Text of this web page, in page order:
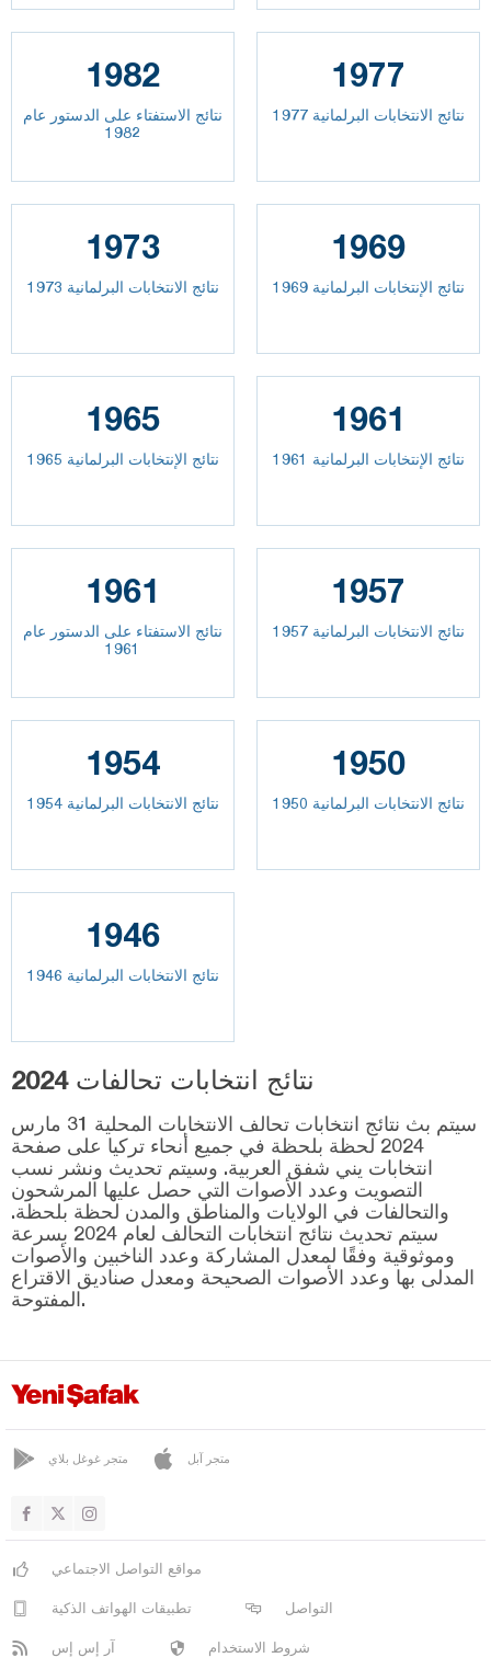
1982
نتائج الاستفتاء على الدستور عام
1982
1977
نتائج الانتخابات البرلمانية 1977
1973
نتائج الانتخابات البرلمانية 1973
1969
نتائج الإنتخابات البرلمانية 1969
1965
نتائج الإنتخابات البرلمانية 1965
1961
نتائج الإنتخابات البرلمانية 1961
1961
نتائج الاستفتاء على الدستور عام
1961
1957
نتائج الانتخابات البرلمانية 1957
1954
نتائج الانتخابات البرلمانية 1954
1950
نتائج الانتخابات البرلمانية 1950
1946
نتائج الانتخابات البرلمانية 1946
نتائج انتخابات تحالفات 2024
سيتم بث نتائج انتخابات تحالف الانتخابات المحلية 31 مارس
2024 لحظة بلحظة في جميع أنحاء تركيا على صفحة
انتخابات يني شفق العربية. وسيتم تحديث ونشر نسب
التصويت وعدد الأصوات التي حصل عليها المرشحون
والتحالفات في الولايات والمناطق والمدن لحظة بلحظة.
سيتم تحديث نتائج انتخابات التحالف لعام 2024 بسرعة
وموثوقية وفقًا لمعدل المشاركة وعدد الناخبين والأصوات
المدلى بها وعدد الأصوات الصحيحة ومعدل صناديق الاقتراع
المفتوحة.
متجر غوغل بلاي متجر آبل
مواقع التواصل الاجتماعي
تطبيقات الهواتف الذكية التواصل
آر إس إس شروط الاستخدام